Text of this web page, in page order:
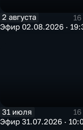
2 августа
Эфир 02.08.2026 ·
31 июля
Эфир 31.07.2026 ·